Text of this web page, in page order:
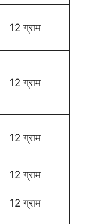
12 ग्राम
12 ग्राम
12 ग्राम
12 ग्राम
12 ग्राम